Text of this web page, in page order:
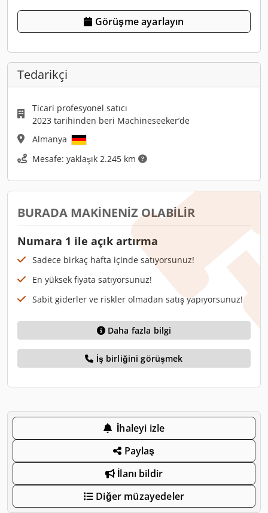
Görüşme ayarlayın
Tedarikçi
Ticari profesyonel satıcı
2023 tarihinden beri Machineseeker’de
Almanya
Mesafe: yaklaşık 2.245 km
BURADA MAKINENIZ OLABILIR
Numara 1 ile açık artırma
Sadece birkaç hafta içinde satıyorsunuz!
En yüksek fiyata satıyorsunuz!
Sabit giderler ve riskler olmadan satış yapıyorsunuz!
Daha fazla bilgi
İş birliğini görüşmek
İhaleyi izle
Paylaş
İlanı bildir
Diğer müzayedeler